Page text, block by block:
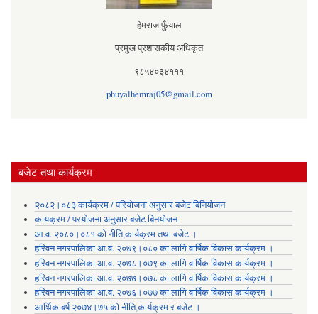
हेमराज फुँयाल
प्रमुख प्रशासकीय अधिकृत
९८५४०३४१११
phuyalhemraj05@gmail.com
बजेट तथा कार्यक्रम
२०८२।०८३ कार्यक्रम / परियोजना अनुसार बजेट बिनियोजन
कायक्रम / परयोजना अनुसार बजेट बिनयोजन
आ.व. २०८०।०८१ को नीति,कार्यक्रम तथा बजेट ।
हरिवन नगरपालिका आ‍.व. २०७९।०८० का लागि वार्षिक विकास कार्यक्रम ।
हरिवन नगरपालिका आ‍.व. २०७८।०७९ का लागि वार्षिक विकास कार्यक्रम ।
हरिवन नगरपालिका आ‍.व. २०७७।०७८ का लागि वार्षिक विकास कार्यक्रम ।
हरिवन नगरपालिका आ‍.व. २०७६।०७७ का लागि वार्षिक विकास कार्यक्रम ।
आर्थिक बर्ष २०७४।७५ को नीति,कार्यक्रम र बजेट ।